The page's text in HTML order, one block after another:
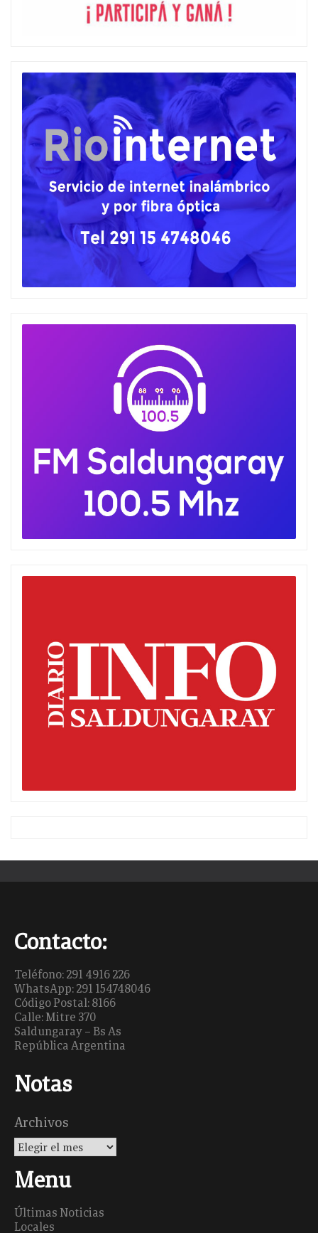
Contacto:
Teléfono: 291 4916 226
WhatsApp: 291 154748046
Código Postal: 8166
Calle: Mitre 370
Saldungaray – Bs As
República Argentina
Notas
Archivos
Menu
Últimas Noticias
Locales